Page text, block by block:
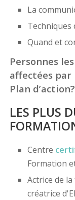
La
Techniques
Quand et
Personnes
affectées
Plan d’action?
LES PLUS
Centre
Formation
Actrice de
créatrice